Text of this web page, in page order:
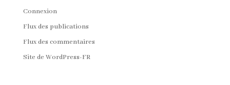
Connexion
Flux des publications
Flux des commentaires
Site de WordPress-FR